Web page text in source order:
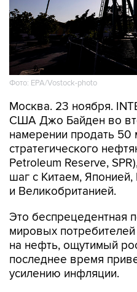
Фото: EPA/Vostock-photo
Москва. 23 ноября.
США Джо Байден во
намерении продать
стратегического
Petroleum Reserve,
шаг с Китаем,
и Великобританией.
Это беспрецедентная
мировых
на нефть, ощутимый
последнее время
усилению инфляции.